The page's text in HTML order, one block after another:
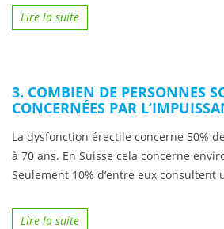
Lire la suite
3. COMBIEN DE PERSONNES
CONCERNÉES PAR
La dysfonction érectile concerne 50%
à 70 ans. En Suisse cela concerne
Seulement 10% d’entre eux consultent
Lire la suite